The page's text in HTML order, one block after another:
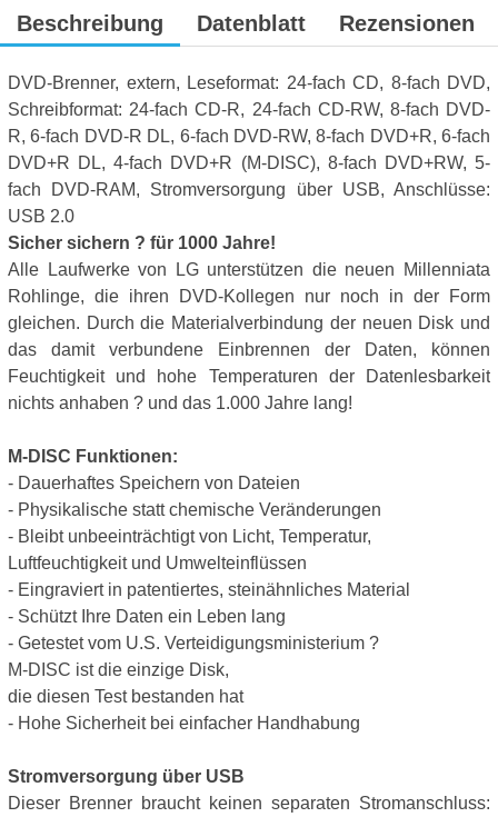
Beschreibung Datenblatt Rezensionen
DVD-Brenner, extern, Leseformat: 24-fach CD, 8-fach DVD,
Schreibformat: 24-fach CD-R, 24-fach CD-RW, 8-fach DVD-
R, 6-fach DVD-R DL, 6-fach DVD-RW, 8-fach DVD+R, 6-fach
DVD+R DL, 4-fach DVD+R (M-DISC), 8-fach DVD+RW, 5-
fach DVD-RAM, Stromversorgung über USB, Anschlüsse:
USB 2.0
Sicher sichern ? für 1000 Jahre!
Alle Laufwerke von LG unterstützen die neuen Millenniata
Rohlinge, die ihren DVD-Kollegen nur noch in der Form
gleichen. Durch die Materialverbindung der neuen Disk und
das damit verbundene Einbrennen der Daten, können
Feuchtigkeit und hohe Temperaturen der Datenlesbarkeit
nichts anhaben ? und das 1.000 Jahre lang!
M-DISC Funktionen:
- Dauerhaftes Speichern von Dateien
- Physikalische statt chemische Veränderungen
- Bleibt unbeeinträchtigt von Licht, Temperatur,
Luftfeuchtigkeit und Umwelteinflüssen
- Eingraviert in patentiertes, steinähnliches Material
- Schützt Ihre Daten ein Leben lang
- Getestet vom U.S. Verteidigungsministerium ?
M-DISC ist die einzige Disk,
die diesen Test bestanden hat
- Hohe Sicherheit bei einfacher Handhabung
Stromversorgung über USB
Dieser Brenner braucht keinen separaten Stromanschluss: